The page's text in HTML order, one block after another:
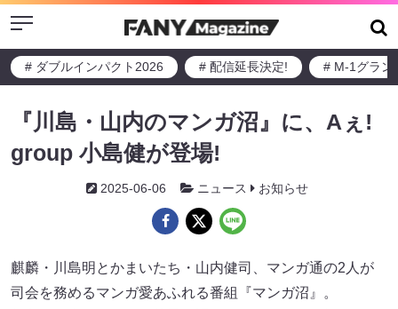
Menu
# ダブルインパクト2026 # 配信延長決定! # M-1グラン
『川島・山内のマンガ沼』に、Aぇ!
group 小島健が登場!
2025-06-06 ニュース お知らせ
麒麟・川島明とかまいたち・山内健司、マンガ通の2人が
司会を務めるマンガ愛あふれる番組『マンガ沼』。